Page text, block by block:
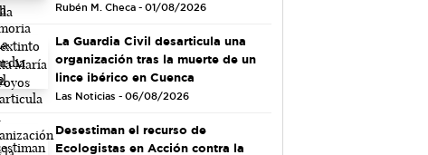
Rubén M. Checa - 01/08/2026
La Guardia Civil desarticula una
organización tras la muerte de un
lince ibérico en Cuenca
Las Noticias - 06/08/2026
Desestiman el recurso de
Ecologistas en Acción contra la